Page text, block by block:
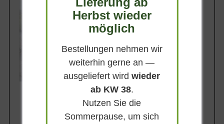
Belaubung
Sommergrün
Blatt- / Nadelfarbe
Hellgrün
Standort
Herbst wieder
möglich
Bestellungen nehmen wir
weiterhin gerne an —
ausgeliefert wirdwieder
ab KW 38.
Nutzen Sie die
Sommerpause, um sich